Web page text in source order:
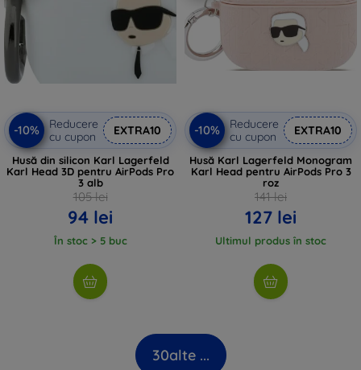
-10%
Reducere
cu cupon
EXTRA10
Husă din silicon Karl Lagerfeld
Karl Head 3D pentru AirPods Pro
3 alb
105 lei
94 lei
În stoc > 5 buc
-10%
Reducere
cu cupon
EXTRA10
Husă Karl Lagerfeld Monogram
Karl Head pentru AirPods Pro 3
roz
141 lei
127 lei
Ultimul produs în stoc
30alte ...